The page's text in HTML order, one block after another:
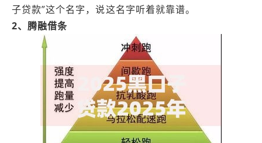
子贷款”这个名字，说这名字听着就靠谱。
2、腾融借条